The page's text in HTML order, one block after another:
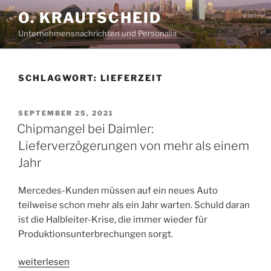
Zum
Inhalt
springen
O. KRAUTSCHEID
Unternehmensnachrichten und Personalia
SCHLAGWORT: LIEFERZEIT
VERÖFFENTLICHT
AM
SEPTEMBER 25, 2021
Chipmangel bei Daimler:
Lieferverzögerungen von mehr als einem
Jahr
Mercedes-Kunden müssen auf ein neues Auto
teilweise schon mehr als ein Jahr warten. Schuld daran
ist die Halbleiter-Krise, die immer wieder für
Produktionsunterbrechungen sorgt.
„Chipmangel
weiterlesen